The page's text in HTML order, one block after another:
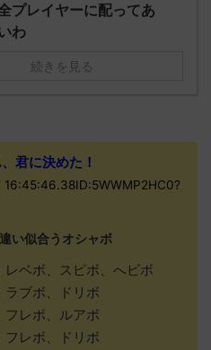
プレイヤーに配ってあ
わ
続きを見る
君に決めた！
い似合うオシャボ
レベボ、スピボ、へビボ
ラブボ、ドリボ
フレボ、ルアボ
フレボ、ドリボ